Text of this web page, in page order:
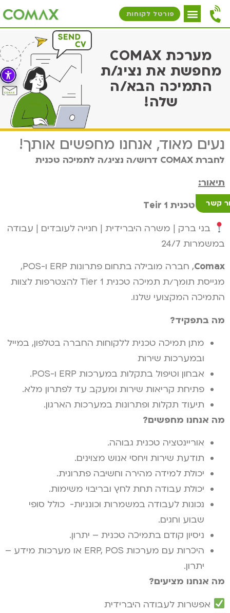
פורטל לקוחות
קשר
מערכת COMAX
מחפשת את נציג/ת
התמיכה הבא/ה
שלה!
נעים מאוד, אנחנו מחפשים אותך!
לחברת COMAX
דרוש/ה נציג/ה לתמיכה טכנית
תיאור:
תמיכה טכנית
Teir 1
בני ברק | משרה היברידית | חנייה לעובדים | עבודה
במשמרות 24/7
Comax
, חברה מובילה בתחום פתרונות ERP ו-POS,
מגייסת תומך/ת תמיכה טכנית Tier 1 להצטרפות לצוות
התמיכה המקצועי שלנו.
מה בתפקיד?
מתן תמיכה טכנית ללקוחות החברה בטלפון, במייל
ובמערכות שירות
אבחון וטיפול בתקלות במערכות ERP ו-POS.
פתיחת קריאות שירות ומעקב עד לפתרון מלא.
תיעוד תקלות ופתרונות במערכות הארגון.
מה אנחנו מחפשים?
אוריינטציה טכנית גבוהה.
תודעת שירות ויחסי אנוש מצוינים.
יכולת למידה מהירה וחשיבה פתרונית.
יכולת עבודה תחת לחץ ובריבוי משימות.
נכונות לעבודה במשמרות וכונניות- כולל סופי
שבוע וחגים.
ניסיון קודם בתמיכה טכנית – יתרון.
היכרות עם מערכות ERP, POS או מערכות מידע –
יתרון.
מה אנחנו מציעים?
אפשרות לעבודה היברידית